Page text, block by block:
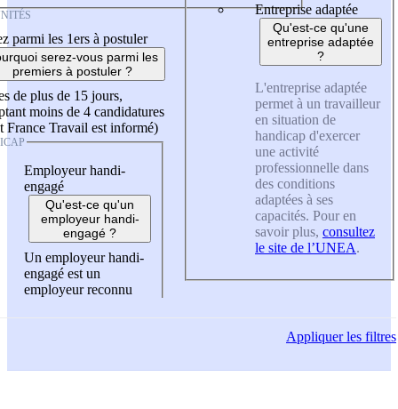
parmi les 1ers à postuler
serez-vous parmi les
premiers à postuler ?
de plus de 15 jours,
moins de 4 candidatures
France Travail est informé)
Employeur handi-
engagé
Qu'est-ce qu'un
employeur handi-
engagé ?
Un employeur handi-
engagé est un
employeur reconnu
Entreprise adaptée
Qu'est-ce qu'une
entreprise adaptée
?
L'entreprise adaptée
permet à un travailleur
en situation de
handicap d'exercer
une activité
professionnelle dans
des conditions
adaptées à ses
capacités. Pour en
savoir plus, consultez
le site de l’UNEA.
Appliquerles filtres